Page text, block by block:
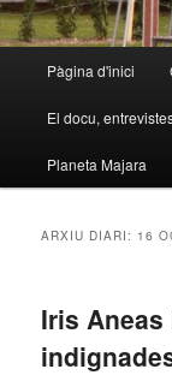
principal
Pàgina d'inici
El docu,
Planeta Majara
ARXIU DIARI: 16
Iris